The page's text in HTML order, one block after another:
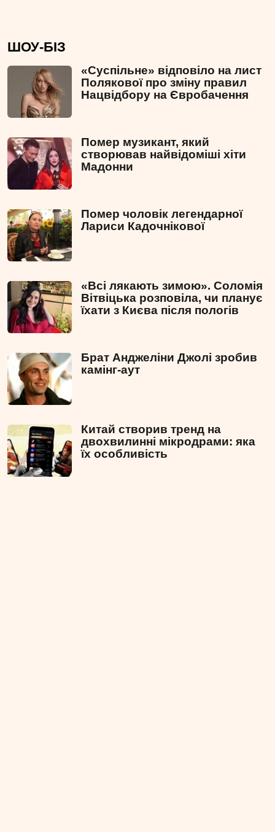
ШОУ-БІЗ
«Суспільне» відповіло на лист
Полякової про зміну правил
Нацвідбору на Євробачення
Помер музикант, який
створював найвідоміші хіти
Мадонни
Помер чоловік легендарної
Лариси Кадочнікової
«Всі лякають зимою». Соломія
Вітвіцька розповіла, чи планує
їхати з Києва після пологів
Брат Анджеліни Джолі зробив
камінг-аут
Китай створив тренд на
двохвилинні мікродрами: яка
їх особливість